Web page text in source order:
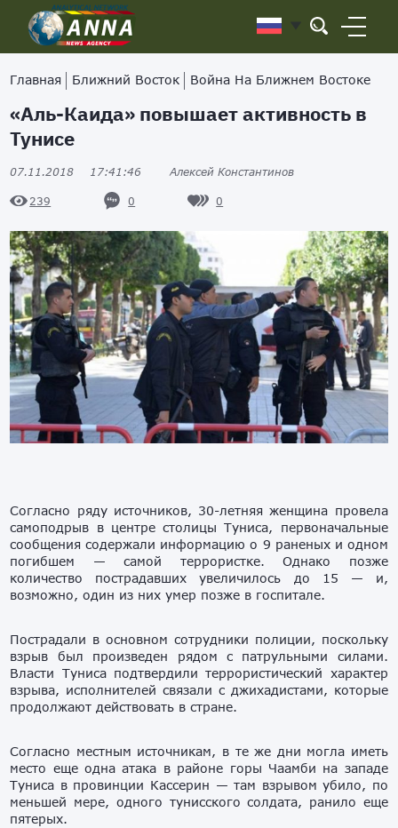
Главная Ближний Восток Война На Ближнем Востоке
«Аль-Каида» повышает активность в
Тунисе
07.11.2018 17:41:46 Алексей Константинов
239 0 0
Согласно ряду источников, 30-летняя женщина провела
самоподрыв в центре столицы Туниса, первоначальные
сообщения содержали информацию о 9 раненых и одном
погибшем — самой террористке. Однако позже
количество пострадавших увеличилось до 15 — и,
возможно, один из них умер позже в госпитале.
Пострадали в основном сотрудники полиции, поскольку
взрыв был произведен рядом с патрульными силами.
Власти Туниса подтвердили террористический характер
взрыва, исполнителей связали с джихадистами, которые
продолжают действовать в стране.
Согласно местным источникам, в те же дни могла иметь
место еще одна атака в районе горы Чаамби на западе
Туниса в провинции Кассерин — там взрывом убило, по
меньшей мере, одного тунисского солдата, ранило еще
пятерых.